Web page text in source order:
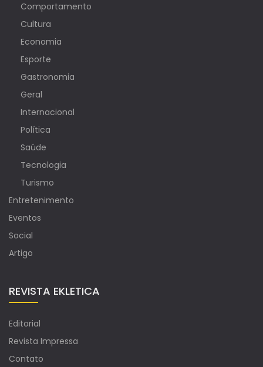
Comportamento
Cultura
Economia
Esporte
Gastronomia
Geral
Internacional
Política
Saúde
Tecnologia
Turismo
Entretenimento
Eventos
Social
Artigo
REVISTA EKLETICA
Editorial
Revista Impressa
Contato